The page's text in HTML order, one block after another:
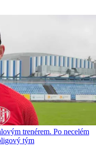
trenérem. Po necelém
tým